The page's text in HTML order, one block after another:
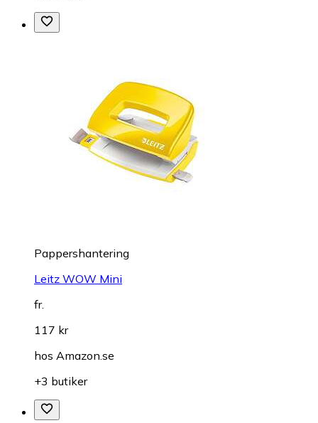
Pappershantering
Leitz WOW Mini
fr.
117 kr
hos Amazon.se
+3 butiker